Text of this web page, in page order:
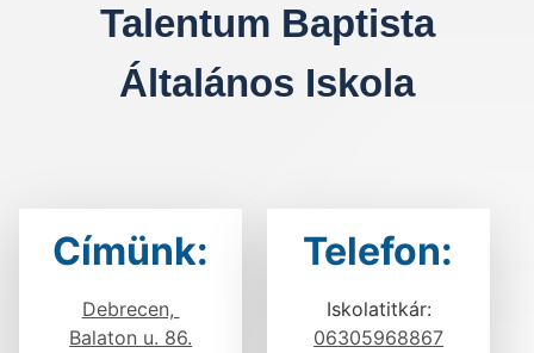
Talentum Baptista
Általános Iskola
Címünk:
Debrecen,
Balaton u. 86.
Telefon:
Iskolatitkár:
06305968867